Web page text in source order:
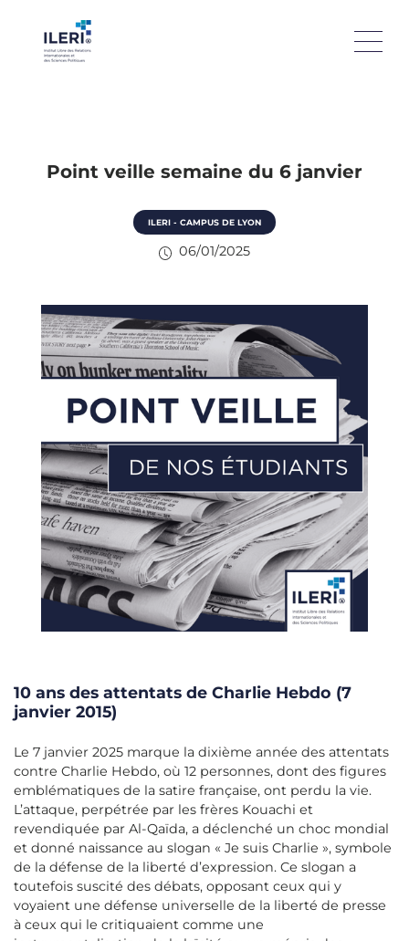
Point veille semaine du 6 janvier
ILERI - CAMPUS DE LYON
06/01/2025
10 ans des attentats de Charlie Hebdo (7
janvier 2015)
Le 7 janvier 2025 marque la dixième année des attentats
contre Charlie Hebdo, où 12 personnes, dont des figures
emblématiques de la satire française, ont perdu la vie.
L’attaque, perpétrée par les frères Kouachi et
revendiquée par Al-Qaïda, a déclenché un choc mondial
et donné naissance au slogan « Je suis Charlie », symbole
de la défense de la liberté d’expression. Ce slogan a
toutefois suscité des débats, opposant ceux qui y
voyaient une défense universelle de la liberté de presse
à ceux qui le critiquaient comme une